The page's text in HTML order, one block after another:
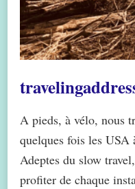
A pieds, à vélo, nous
quelques fois les USA
Adeptes du slow
profiter de chaque